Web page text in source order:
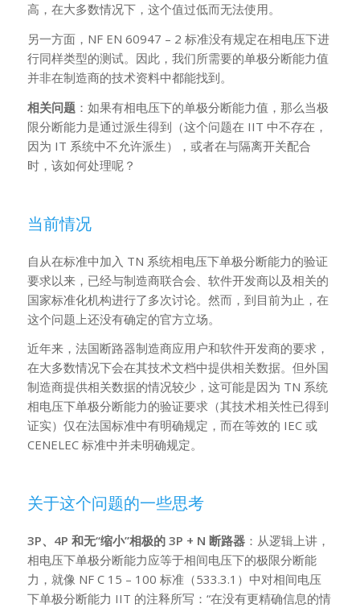
高，在大多数情况下，这个值过低而无法使用。
另一方面，NF EN 60947 – 2 标准没有规定在相电压下进
行同样类型的测试。因此，我们所需要的单极分断能力值
并非在制造商的技术资料中都能找到。
相关问题：如果有相电压下的单极分断能力值，那么当极
限分断能力是通过派生得到（这个问题在 IIT 中不存在，
因为 IT 系统中不允许派生），或者在与隔离开关配合
时，该如何处理呢？
当前情况
自从在标准中加入 TN 系统相电压下单极分断能力的验证
要求以来，已经与制造商联合会、软件开发商以及相关的
国家标准化机构进行了多次讨论。然而，到目前为止，在
这个问题上还没有确定的官方立场。
近年来，法国断路器制造商应用户和软件开发商的要求，
在大多数情况下会在其技术文档中提供相关数据。但外国
制造商提供相关数据的情况较少，这可能是因为 TN 系统
相电压下单极分断能力的验证要求（其技术相关性已得到
证实）仅在法国标准中有明确规定，而在等效的 IEC 或
CENELEC 标准中并未明确规定。
关于这个问题的一些思考
3P、4P 和无“缩小”相极的 3P + N 断路器：从逻辑上讲，
相电压下单极分断能力应等于相间电压下的极限分断能
力，就像 NF C 15 – 100 标准（533.3.1）中对相间电压
下单极分断能力 IIT 的注释所写：“在没有更精确信息的情